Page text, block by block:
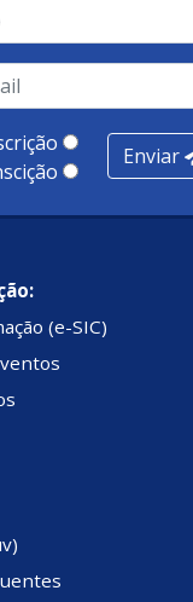
presença digital
todos as
Enviar
(e-SIC)